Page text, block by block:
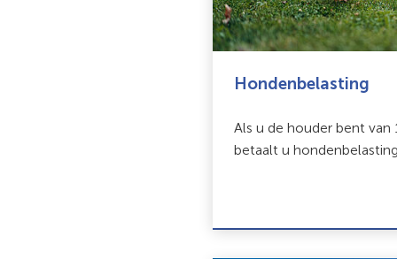
Hondenbelasting
Als u de houder bent
betaalt u